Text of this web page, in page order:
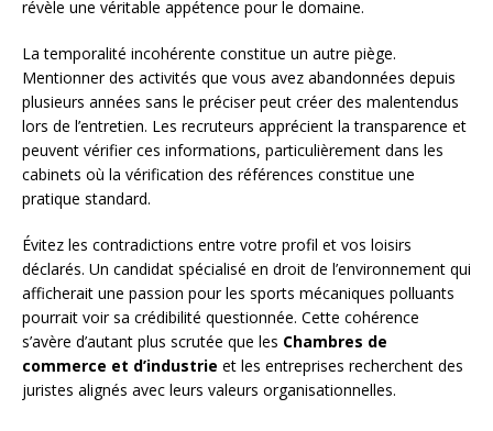
révèle une véritable appétence pour le domaine.
La temporalité incohérente constitue un autre piège.
Mentionner des activités que vous avez abandonnées depuis
plusieurs années sans le préciser peut créer des malentendus
lors de l’entretien. Les recruteurs apprécient la transparence et
peuvent vérifier ces informations, particulièrement dans les
cabinets où la vérification des références constitue une
pratique standard.
Évitez les contradictions entre votre profil et vos loisirs
déclarés. Un candidat spécialisé en droit de l’environnement qui
afficherait une passion pour les sports mécaniques polluants
pourrait voir sa crédibilité questionnée. Cette cohérence
s’avère d’autant plus scrutée que les Chambres de
commerce et d’industrie et les entreprises recherchent des
juristes alignés avec leurs valeurs organisationnelles.